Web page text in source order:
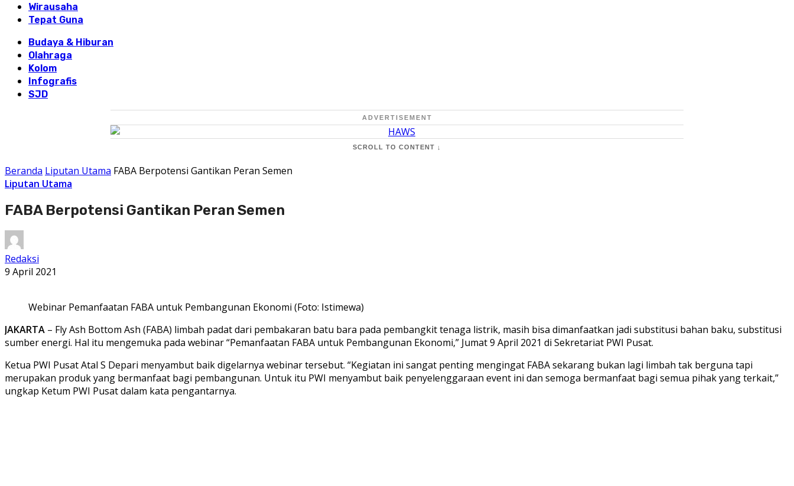
Wirausaha
Tepat Guna
Budaya & Hiburan
Olahraga
Kolom
Infografis
SJD
ADVERTISEMENT
SCROLL TO CONTENT ↓
Beranda Liputan Utama FABA Berpotensi Gantikan Peran Semen
Liputan Utama
FABA Berpotensi Gantikan Peran Semen
Redaksi
9 April 2021
Webinar Pemanfaatan FABA untuk Pembangunan Ekonomi (Foto: Istimewa)
JAKARTA – Fly Ash Bottom Ash (FABA) limbah padat dari pembakaran batu bara pada pembangkit tenaga listrik, masih bisa dimanfaatkan jadi substitusi bahan baku, substitusi
sumber energi. Hal itu mengemuka pada webinar “Pemanfaatan FABA untuk Pembangunan Ekonomi,” Jumat 9 April 2021 di Sekretariat PWI Pusat.
Ketua PWI Pusat Atal S Depari menyambut baik digelarnya webinar tersebut. “Kegiatan ini sangat penting mengingat FABA sekarang bukan lagi limbah tak berguna tapi
merupakan produk yang bermanfaat bagi pembangunan. Untuk itu PWI menyambut baik penyelenggaraan event ini dan semoga bermanfaat bagi semua pihak yang terkait,”
ungkap Ketum PWI Pusat dalam kata pengantarnya.